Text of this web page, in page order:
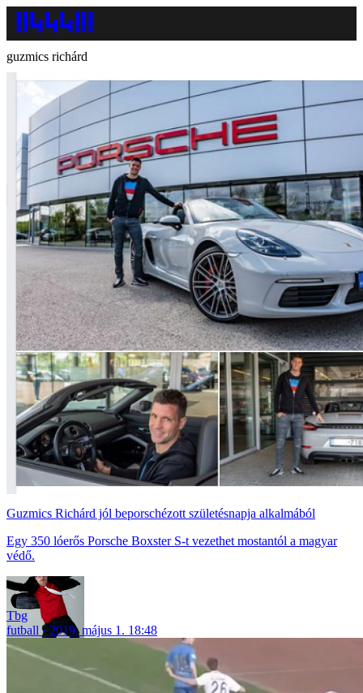
guzmics richárd
Guzmics Richárd jól beporschézott születésnapja alkalmából
Egy 350 lóerős Porsche Boxster S-t vezethet mostantól a magyar
védő.
Tbg
futball
2019. május 1. 18:48